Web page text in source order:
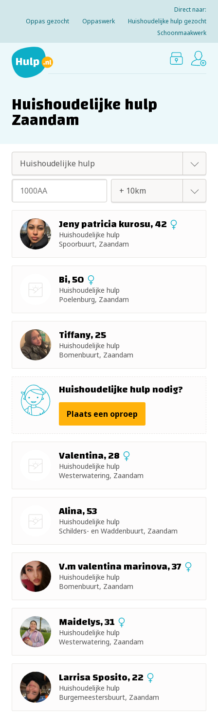
Direct naar:
Oppas gezocht
Oppaswerk
Huishoudelijke hulp gezocht
Schoonmaakwerk
Huishoudelijke hulp
Zaandam
Oppas
Huishoudelijke hulp + 2km
+ 10km
Jeny patricia kurosu, 42
Huishoudelijke hulp
Spoorbuurt, Zaandam
Bi, 50
Huishoudelijke hulp
Poelenburg, Zaandam
Tiffany, 25
Huishoudelijke hulp
Bomenbuurt, Zaandam
Huishoudelijke hulp nodig?
Plaats een oproep
Valentina, 28
Huishoudelijke hulp
Westerwatering, Zaandam
Alina, 53
Huishoudelijke hulp
Schilders- en Waddenbuurt, Zaandam
V.m valentina marinova, 37
Huishoudelijke hulp
Bomenbuurt, Zaandam
Maidelys, 31
Huishoudelijke hulp
Westerwatering, Zaandam
Larrisa Sposito, 22
Huishoudelijke hulp
Burgemeestersbuurt, Zaandam